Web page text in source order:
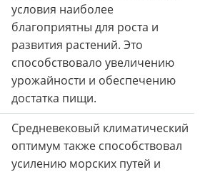
условия наиболее
благоприятны для роста и
развития растений. Это
способствовало увеличению
урожайности и обеспечению
достатка пищи.
Средневековый климатический
оптимум также способствовал
усилению морских путей и